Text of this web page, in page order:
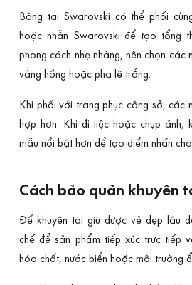
Bông tai Swarovski có thể phối
hoặc nhẫn Swarovski để tạo tổng
phong cách nhẹ nhàng, nên chọn các
vàng hồng hoặc pha lê trắng.
Khi phối với trang phục công sở, các
hợp hơn. Khi đi tiệc hoặc chụp ảnh,
mẫu nổi bật hơn để tạo điểm nhấn
Cách bảo quản khuyên
Để khuyên tai giữ được vẻ đẹp lâu
chế để sản phẩm tiếp xúc trực tiếp
hóa chất, nước biển hoặc môi trường